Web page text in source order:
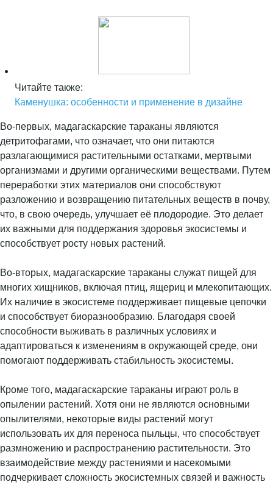
Читайте также:
Каменушка: особенности и применение в дизайне
Во-первых, мадагаскарские тараканы являются
детритофагами, что означает, что они питаются
разлагающимися растительными остатками, мертвыми
организмами и другими органическими веществами. Путем
переработки этих материалов они способствуют
разложению и возвращению питательных веществ в почву,
что, в свою очередь, улучшает её плодородие. Это делает
их важными для поддержания здоровья экосистемы и
способствует росту новых растений.
Во-вторых, мадагаскарские тараканы служат пищей для
многих хищников, включая птиц, ящериц и млекопитающих.
Их наличие в экосистеме поддерживает пищевые цепочки
и способствует биоразнообразию. Благодаря своей
способности выживать в различных условиях и
адаптироваться к изменениям в окружающей среде, они
помогают поддерживать стабильность экосистемы.
Кроме того, мадагаскарские тараканы играют роль в
опылении растений. Хотя они не являются основными
опылителями, некоторые виды растений могут
использовать их для переноса пыльцы, что способствует
размножению и распространению растительности. Это
взаимодействие между растениями и насекомыми
подчеркивает сложность экосистемных связей и важность